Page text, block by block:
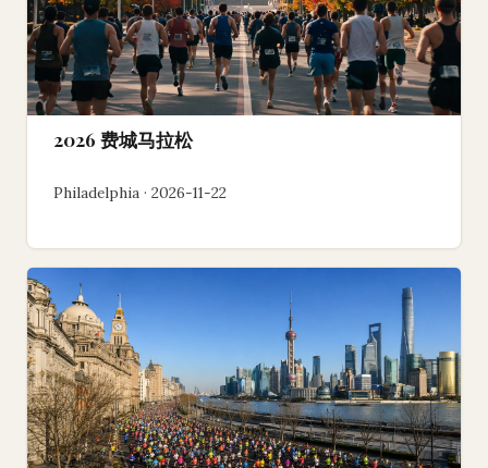
2026 费城马拉松
Philadelphia · 2026-11-22